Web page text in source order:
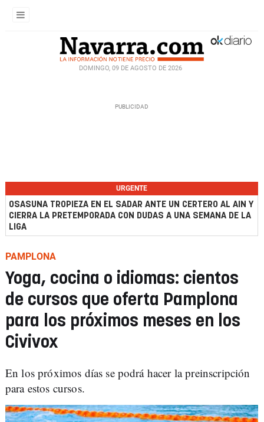
DOMINGO, 09 DE AGOSTO DE 2026
URGENTE
OSASUNA TROPIEZA EN EL SADAR ANTE UN CERTERO AL AIN Y
CIERRA LA PRETEMPORADA CON DUDAS A UNA SEMANA DE LA
LIGA
PAMPLONA
Yoga, cocina o idiomas: cientos
de cursos que oferta Pamplona
para los próximos meses en los
Civivox
En los próximos días se podrá hacer la preinscripción
para estos cursos.